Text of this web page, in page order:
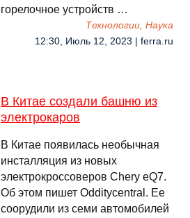
горелочное устройств …
Технологии, Наука
12:30, Июль 12, 2023 | ferra.ru
В Китае создали башню из
электрокаров
В Китае появилась необычная
инсталляция из новых
электрокроссоверов Chery eQ7.
Об этом пишет Odditycentral. Ее
соорудили из семи автомобилей